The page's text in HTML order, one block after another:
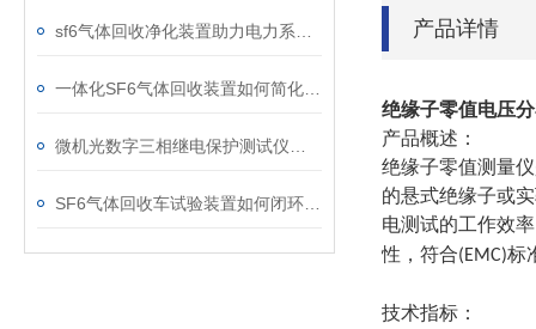
产品详情
绝缘子零值电压
产品概述：
绝缘子零值测量
的悬式绝缘子或
电测试的工作效
性，符合(EMC)标
技术指标：